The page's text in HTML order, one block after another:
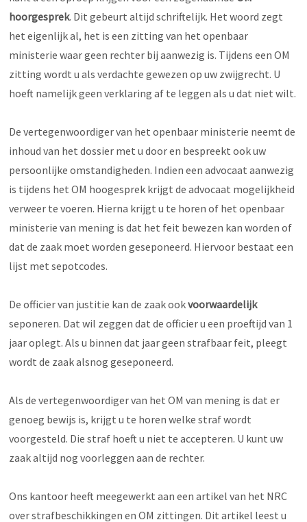
hoorgesprek. Dit gebeurt altijd schriftelijk. Het woord zegt
het eigenlijk al, het is een zitting van het openbaar
ministerie waar geen rechter bij aanwezig is. Tijdens een OM
zitting wordt u als verdachte gewezen op uw zwijgrecht. U
hoeft namelijk geen verklaring af te leggen als u dat niet wilt.
De vertegenwoordiger van het openbaar ministerie neemt de
inhoud van het dossier met u door en bespreekt ook uw
persoonlijke omstandigheden. Indien een advocaat aanwezig
is tijdens het OM hoogesprek krijgt de advocaat mogelijkheid
verweer te voeren. Hierna krijgt u te horen of het openbaar
ministerie van mening is dat het feit bewezen kan worden of
dat de zaak moet worden geseponeerd. Hiervoor bestaat een
lijst met sepotcodes.
De officier van justitie kan de zaak ookvoorwaardelijk
seponeren. Dat wil zeggen dat de officier u een proeftijd van 1
jaar oplegt. Als u binnen dat jaar geen strafbaar feit, pleegt
wordt de zaak alsnog geseponeerd.
Als de vertegenwoordiger van het OM van mening is dat er
genoeg bewijs is, krijgt u te horen welke straf wordt
voorgesteld. Die straf hoeft u niet te accepteren. U kunt uw
zaak altijd nog voorleggen aan de rechter.
Ons kantoor heeft meegewerkt aan een artikel van het NRC
over strafbeschikkingen en OM zittingen. Dit artikel leest u